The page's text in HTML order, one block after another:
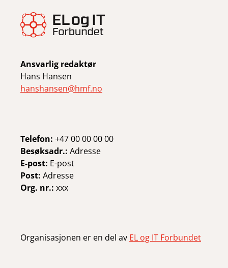
Ansvarlig redaktør
Hans Hansen
hanshansen@hmf.no
Telefon: +47 00 00 00 00
Besøksadr.: Adresse
E-post: E-post
Post: Adresse
Org. nr.: xxx
Organisasjonen er en del av EL og IT Forbundet